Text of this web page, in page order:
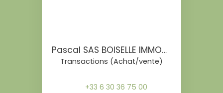
Pascal SAS BOISELLE IMMOBILIER
Transactions (Achat/vente)
+33 6 30 36 75 00